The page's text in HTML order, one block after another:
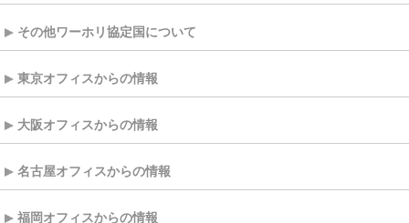
その他ワーホリ協定国について
東京オフィスからの情報
大阪オフィスからの情報
名古屋オフィスからの情報
福岡オフィスからの情報